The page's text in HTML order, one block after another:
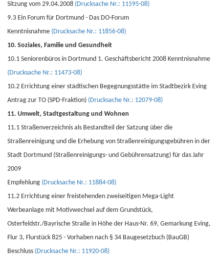
Sitzung vom 29.04.2008 (Drucksache Nr.: 11595-08)
9.3 Ein Forum für Dortmund - Das DO-Forum
Kenntnisnahme (Drucksache Nr.: 11856-08)
10. Soziales, Familie und Gesundheit
10.1 Seniorenbüros in Dortmund 1. Geschäftsbericht 2008 Kenntnisnahme
(Drucksache Nr.: 11473-08)
10.2 Errichtung einer städtischen Begegnungsstätte im Stadtbezirk Eving
Antrag zur TO (SPD-Fraktion) (Drucksache Nr.: 12079-08)
11. Umwelt, Stadtgestaltung und Wohnen
11.1 Straßenverzeichnis als Bestandteil der Satzung über die
Straßenreinigung und die Erhebung von Straßenreinigungsgebühren in der
Stadt Dortmund (Straßenreinigungs- und Gebührensatzung) für das Jahr
2009
Empfehlung (Drucksache Nr.: 11884-08)
11.2 Errichtung einer freistehenden zweiseitigen Mega-Light
Werbeanlage mit Motivwechsel auf dem Grundstück,
Osterfeldstr./Bayrische Straße in Höhe der Haus-Nr. 69, Gemarkung Eving,
Flur 3, Flurstück 825 - Vorhaben nach § 34 Baugesetzbuch (BauGB)
Beschluss (Drucksache Nr.: 11920-08)